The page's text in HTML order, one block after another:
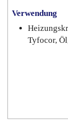
Verwendung
Tyfocor,